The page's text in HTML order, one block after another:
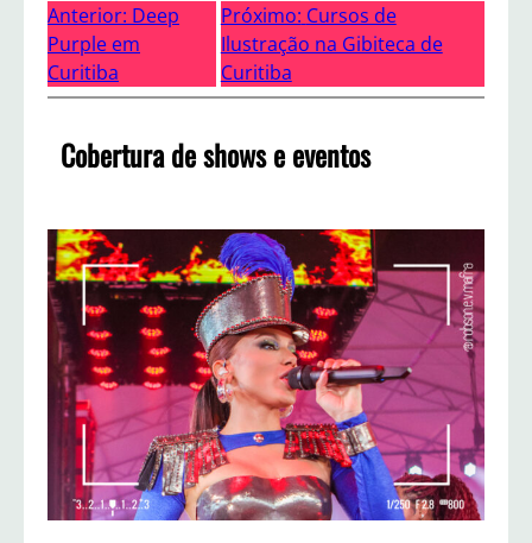
Anterior: Deep
Purple em
Curitiba
Próximo: Cursos de
Ilustração na Gibiteca de
Curitiba
Cobertura de shows e eventos